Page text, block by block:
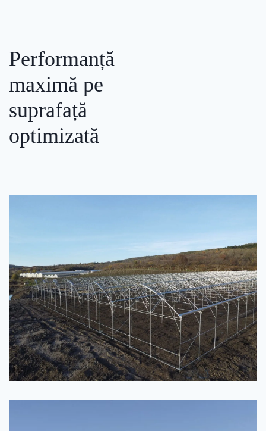
Performanță
maximă pe
suprafață
optimizată